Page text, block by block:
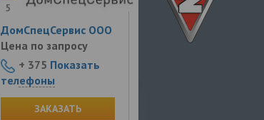
5
ДомСпецСервис ООО
Цена по запросу
+ 375 Показать
телефоны
ЗАКАЗАТЬ